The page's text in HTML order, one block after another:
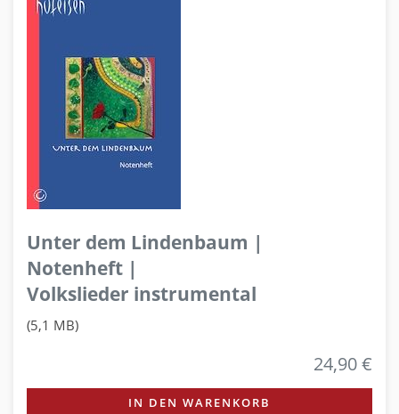
Unter dem Lindenbaum |
Notenheft |
Volkslieder instrumental
(5,1 MB)
24,90 €
IN DEN WARENKORB